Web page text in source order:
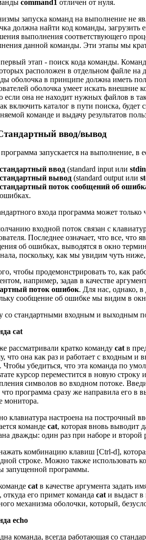
command1 отличен от нуля.
запуска команд на выполнение не
должна найти код команды, загрузить
выполнения соответствующего
данной команды. Эти этапы мы
этап - поиск кода команды.
расположен в отдельном файле на
оболочка в принципе должна иметь
оболочка умеет искать внешние
если она не находит нужных файлов в
включить каталог в пути поиска, будет
команде и выдачу результатов
ввод/вывод
запускается на выполнение, в
стандартный ввод (standard input илиstdin
стандартный вывод (standard output или
стандартный поток сообщений об
ошибках.
входа программа может только
входной поток связан с
Последнее означает, что все,
об ошибках, выводятся в окно
поскольку, как мы увидим чуть
чтобы продемонстрировать то, как
например, задав в качестве
поток ошибок. Для нас, однако,
сообщение об ошибке мы видим в
со стандартными входным и выходным
cat
рассматривали кратко командуcat в
что она как раз и работает с
Чтобы убедиться, что эта команда по
курсор переместится в новую
символов во входном потоке.
что программа сразу же направила его
монитора.
клавиатура настроена на построчный
командеcat, которая вновь выводит
дважды: один раз при наборе и второй
комбинацию клавиш [Ctrl-d],
строке. Можно также использовать
запущенной программы.
cat в качестве аргумента задать
откуда его примет командаcat и выдаст в
механизма оболочки, который,
echo
команда, всегда работающая со